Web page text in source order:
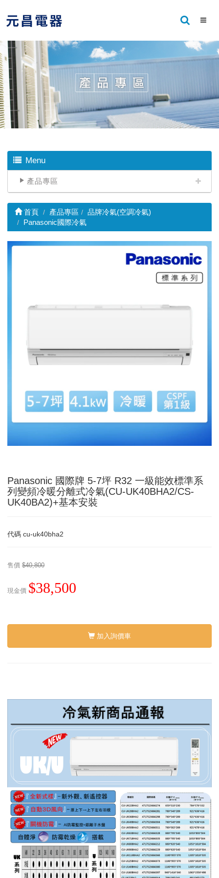
Menu
產品專區
首頁 產品專區
品牌冷氣(空調冷氣)
Panasonic國際冷氣
Panasonic 國際牌 5-7坪 R32 一級能效標準系
列變頻冷暖分離式冷氣(CU-UK40BHA2/CS-
UK40BA2)+基本安裝
代碼 cu-uk40bha2
售價 $40,800
現金價 $38,500
加入詢價車